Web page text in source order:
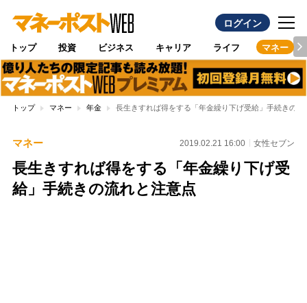
ログイン
トップ 投資 ビジネス キャリア ライフ マネー
トップ マネー 年金 長生きすれば得をする「年金繰り下げ受給」手続きの流
マネー 2019.02.21 16:00 女性セブン
長生きすれば得をする「年金繰り下げ受
給」手続きの流れと注意点